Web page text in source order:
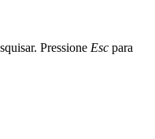
Pressione Esc para